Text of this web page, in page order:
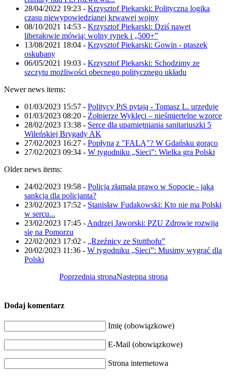
28/04/2022 19:23 - Krzysztof Piekarski: Polityczna logika
czasu niewypowiedzianej krwawej wojny
08/10/2021 14:53 - Krzysztof Piekarski: Dziś nawet
liberałowie mówią: wolny rynek i „500+”
13/08/2021 18:04 - Krzysztof Piekarski: Gowin - ptaszek
oskubany
06/05/2021 19:03 - Krzysztof Piekarski: Schodzimy ze
szczytu możliwości obecnego politycznego układu
Newer news items:
01/03/2023 15:57 - Politycy PiS pytają - Tomasz L. urzęduje
01/03/2023 08:20 - Żołnierze Wyklęci – nieśmiertelne wzorce
28/02/2023 13:38 - Serce dla upamiętniania sanitariuszki 5
Wileńskiej Brygady AK
27/02/2023 16:27 - Popłyną z "FALĄ"? W Gdańsku gorąco
27/02/2023 09:34 - W tygodniku „Sieci”: Wielka gra Polski
Older news items:
24/02/2023 19:58 - Policja złamała prawo w Sopocie - jaka
sankcja dla policjanta?
23/02/2023 17:52 - Stanisław Fudakowski: Kto nie ma Polski
w sercu...
23/02/2023 17:45 - Andrzej Jaworski: PZU Zdrowie rozwija
się na Pomorzu
22/02/2023 17:02 - „Rzeźnicy ze Stutthofu”
20/02/2023 11:36 - W tygodniku „Sieci”: Musimy wygrać dla
Polski
Poprzednia stronaNastępna strona
Dodaj komentarz
Imię (obowiązkowe)
E-Mail (obowiązkowe)
Strona internetowa